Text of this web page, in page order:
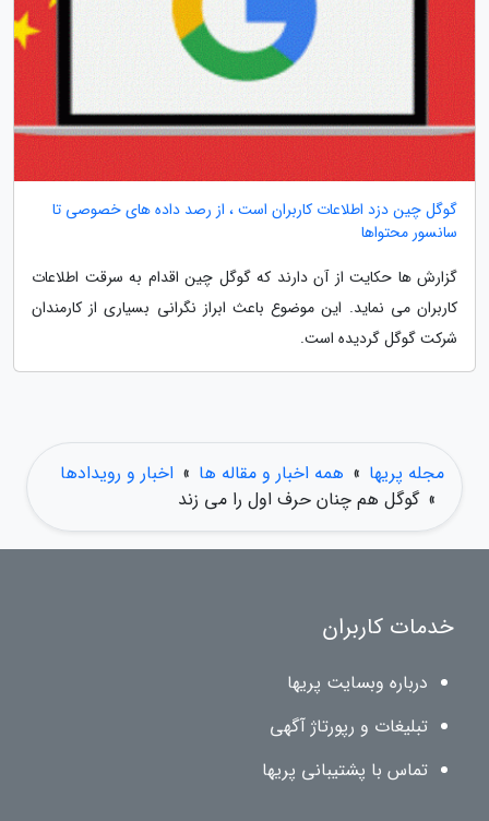
گوگل چین دزد اطلاعات کاربران است ، از رصد داده های خصوصی تا
سانسور محتواها
گزارش ها حکایت از آن دارند که گوگل چین اقدام به سرقت اطلاعات
کاربران می نماید. این موضوع باعث ابراز نگرانی بسیاری از کارمندان
شرکت گوگل گردیده است.
مجله پریها » همه اخبار و مقاله ها » اخبار و رویدادها
» گوگل هم چنان حرف اول را می زند
خدمات کاربران
درباره وبسایت پریها
تبلیغات و رپورتاژ آگهی
تماس با پشتیبانی پریها